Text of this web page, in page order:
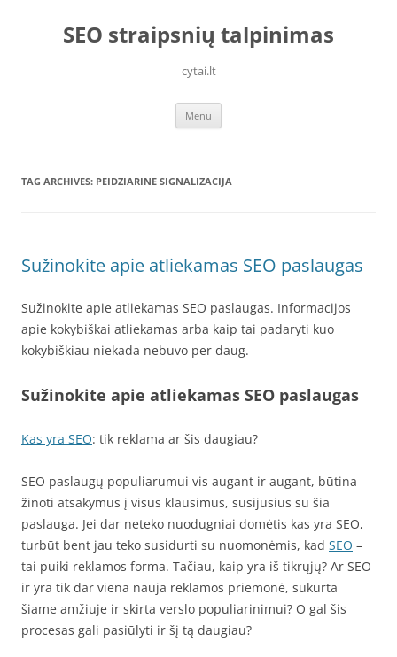
contentSEO straipsnių talpinimas
cytai.lt
Menu
TAG ARCHIVES: PEIDZIARINE SIGNALIZACIJA
Sužinokite apie atliekamas SEO paslaugas
Sužinokite apie atliekamas SEO paslaugas. Informacijos
apie kokybiškai atliekamas arba kaip tai padaryti kuo
kokybiškiau niekada nebuvo per daug.
Sužinokite apie atliekamas SEO paslaugas
Kas yra SEO: tik reklama ar šis daugiau?
SEO paslaugų populiarumui vis augant ir augant, būtina
žinoti atsakymus į visus klausimus, susijusius su šia
paslauga. Jei dar neteko nuodugniai domėtis kas yra SEO,
turbūt bent jau teko susidurti su nuomonėmis, kad SEO –
tai puiki reklamos forma. Tačiau, kaip yra iš tikrųjų? Ar SEO
ir yra tik dar viena nauja reklamos priemonė, sukurta
šiame amžiuje ir skirta verslo populiarinimui? O gal šis
procesas gali pasiūlyti ir šį tą daugiau?